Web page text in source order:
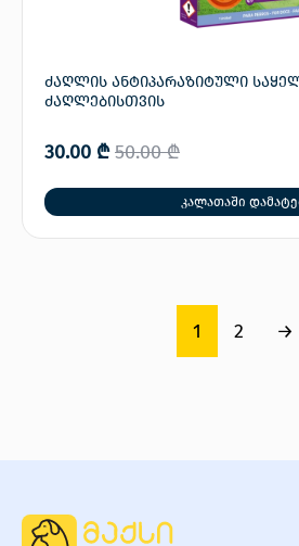
ძაღლის ანტიპარაზიტული
ძაღლებისთვის
50.00₾
30.00 ₾
კალათაში
1 2 →